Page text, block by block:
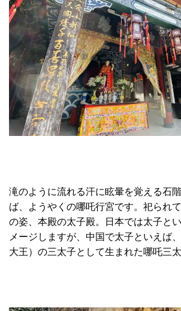
滝のように流れる汗に眩暈を覚える石
ば、ようやくの哪吒行宮です。祀られ
の姿、本殿の太子殿。日本では太子と
メージしますが、中国で太子といえば
大王）の三太子として生まれた哪吒三